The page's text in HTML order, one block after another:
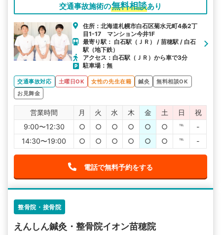
交通事故施術の無料相談あり
住所：北海道札幌市白石区菊水元町4条2丁
目1-17 マンション今井1F
最寄り駅： 白石駅（ＪＲ） / 苗穂駅 / 白石
駅（地下鉄）
アクセス：白石駅（ＪＲ）から車で3分
駐車場：無
交通事故対応 土曜日OK 女性の先生在籍 鍼灸
無料相談OK
お見舞金
営業時間 月 火 水 木 金 土 日
祝
9:00〜12:30
○ ○ ○ ○ ○ ○ ℡
-
14:30〜19:00
○ ○ ○ ○ ○ ○ ℡ -
電話で無料予約をする
整骨院・接骨院
えんしん鍼灸・整骨院イオン苗穂院